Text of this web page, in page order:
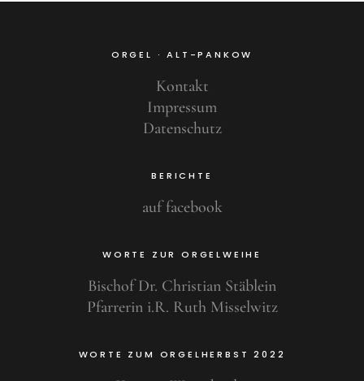
ORGEL · ALT-PANKOW
Kontakt
Impressum
Datenschutz
BERICHTE
auf facebook
WORTE ZUR ORGELWEIHE
Bischof Dr. Christian Stäblein
Pfarrerin i.R. Ruth Misselwitz
WORTE ZUM ORGELHERBST 2022